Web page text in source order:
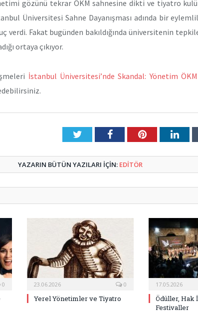
gözünü tekrar ÖKM sahnesine dikti ve tiyatro
Üniversitesi Sahne Dayanışması adında bir
verdi. Fakat bugünden bakıldığında üniversitenin
ortaya çıkıyor.
İstanbul Üniversitesi’nde Skandal: Yönetim ÖKM
TwitterFacebookPinterest
YAZARIN BÜTÜN YAZILARI IÇIN: EDİTÖR
0 23.06.2026 0
Yerel Yönetimler ve Tiyatro
17.05.2026
Ödüller, Hak
Festivaller